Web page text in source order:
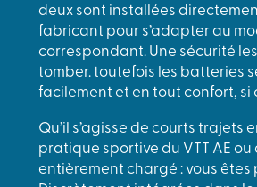
deux sont installées
fabricant pour s’adapter au
correspondant. Une sécurité
tomber. toutefois les batteries
facilement et en tout confort, si
Qu’il s’agisse de courts trajets
pratique sportive du VTT AE ou
entièrement chargé : vous êtes